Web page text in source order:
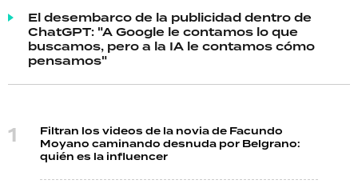
El desembarco de la publicidad dentro de
ChatGPT: "A Google le contamos lo que
buscamos, pero a la IA le contamos cómo
pensamos"
Filtran los videos de la novia de Facundo
Moyano caminando desnuda por Belgrano:
quién es la influencer